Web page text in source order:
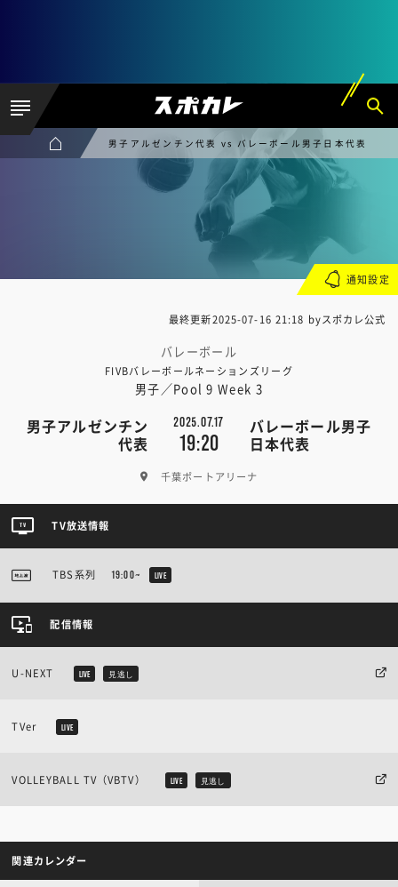
男子アルゼンチン代表 vs バレーボール男子日本代表
最終更新2025-07-16 21:18 byスポカレ公式
バレーボール
FIVBバレーボールネーションズリーグ
男子／Pool 9 Week 3
男子アルゼンチン
代表
2025.07.17
19:20
バレーボール男子
日本代表
千葉ポートアリーナ
通知設定
TV放送情報
TBS系列 19:00~ LIVE
配信情報
U-NEXT LIVE 見逃し
TVer LIVE
VOLLEYBALL TV（VBTV） LIVE 見逃し
関連カレンダー